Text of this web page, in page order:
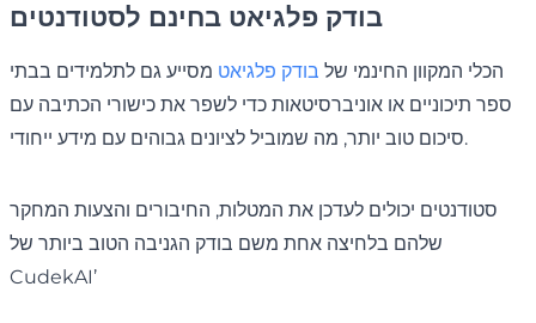
בודק פלגיאט בחינם לסטודנטים
הכלי המקוון החינמי של בודק פלגיאט מסייע גם לתלמידים בבתי
ספר תיכוניים או אוניברסיטאות כדי לשפר את כישורי הכתיבה עם
סיכום טוב יותר, מה שמוביל לציונים גבוהים עם מידע ייחודי.
סטודנטים יכולים לעדכן את המטלות, החיבורים והצעות המחקר
שלהם בלחיצה אחת משם בודק הגניבה הטוב ביותר של
CudekAI’